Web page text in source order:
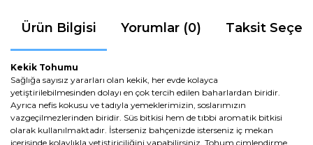
Ürün Bilgisi Yorumlar (0) Taksit
Kekik Tohumu
Sağlığa sayısız yararları olan kekik, her evde kolayca
yetiştirilebilmesinden dolayı en çok tercih edilen baharlardan biridir.
Ayrıca nefis kokusu ve tadıyla yemeklerimizin, soslarımızın
vazgeçilmezlerinden biridir. Süs bitkisi hem de tıbbi aromatik bitkisi
olarak kullanılmaktadır. İsterseniz bahçenizde isterseniz iç mekan
içerisinde kolaylıkla yetiştiriciliğini yapabilirsiniz. Tohum çimlendirme